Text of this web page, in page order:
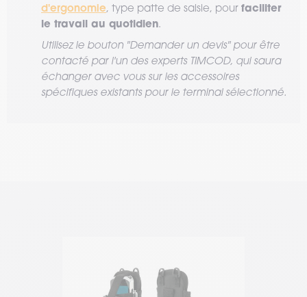
d'ergonomie, type patte de saisie, pour faciliter
le travail au quotidien.
Utilisez le bouton "Demander un devis" pour être
contacté par l'un des experts TIMCOD, qui saura
échanger avec vous sur les accessoires
spécifiques existants pour le terminal sélectionné.